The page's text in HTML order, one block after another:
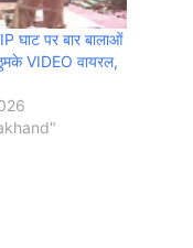
घाट पर बार बालाओं
VIDEO वायरल,